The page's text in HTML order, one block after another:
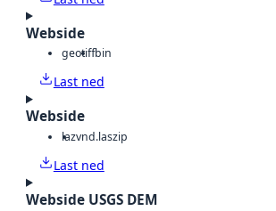
Webside
geotiffbin
Last ned
Webside
lazvnd.laszip
Last ned
Webside USGS DEM